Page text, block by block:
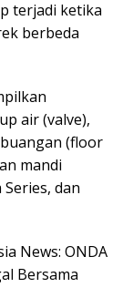
terjadi ketika
berbeda
air (valve),
(floor
mandi
dan
News: ONDA
Bersama